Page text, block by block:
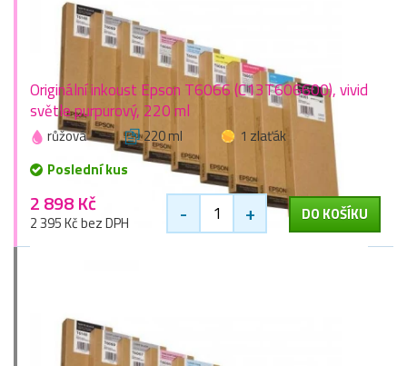
Originální inkoust Epson T6066 (C13T606600), vivid
světle purpurový, 220 ml
růžová 220 ml
1 zlaťák
Poslední kus
2 898 Kč
2 395 Kč bez DPH - + DO KOŠÍKU